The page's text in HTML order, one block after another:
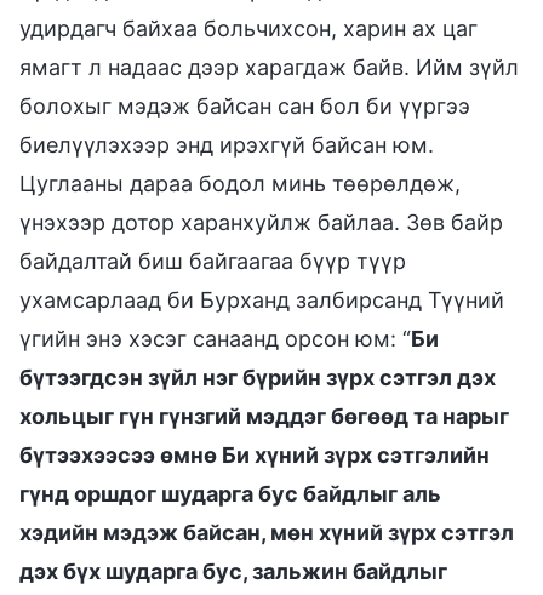
удирдагч байхаа больчихсон, харин ах цаг
ямагт л надаас дээр харагдаж байв. Ийм зүйл
болохыг мэдэж байсан сан бол би үүргээ
биелүүлэхээр энд ирэхгүй байсан юм.
Цуглааны дараа бодол минь төөрөлдөж,
үнэхээр дотор харанхуйлж байлаа. Зөв байр
байдалтай биш байгаагаа бүүр түүр
ухамсарлаад би Бурханд залбирсанд Түүний
үгийн энэ хэсэг санаанд орсон юм: “Би
бүтээгдсэн зүйл нэг бүрийн зүрх сэтгэл дэх
хольцыг гүн гүнзгий мэддэг бөгөөд та нарыг
бүтээхээсээ өмнө Би хүний зүрх сэтгэлийн
гүнд оршдог шударга бус байдлыг аль
хэдийн мэдэж байсан, мөн хүний зүрх сэтгэл
дэх бүх шударга бус, зальжин байдлыг